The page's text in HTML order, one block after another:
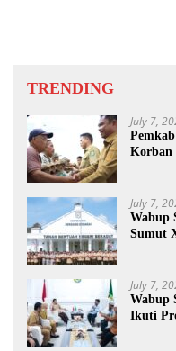
TRENDING
July 7,
Korban
July 7,
Wabup
Sumut
July 7,
Wabup
Ikuti